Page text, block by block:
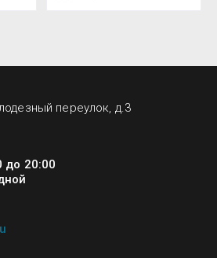
переулок, д.3
до 20:00